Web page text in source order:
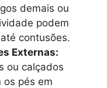
demais ou
podem
contusões.
Externas:
ou calçados
os pés em